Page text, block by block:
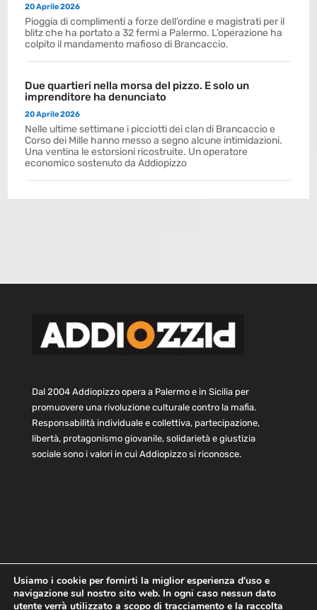
20 Aprile 2026
Pioggia di complimenti a forze dell’ordine e magistrati per il
blitz che ha portato a 32 fermi a Palermo. L’operazione ha
colpito il mandamento mafioso di Brancaccio.
Due quartieri nella morsa del pizzo. E solo un
imprenditore ha denunciato
20 Aprile 2026
Nelle ultime settimane i picciotti dei clan di Brancaccio e
Corso dei Mille hanno messo a segno alcune intimidazioni.
Una ventina le estorsioni ricostruite. Un operatore
economico sostenuto da Addiopizzo
Dal 2004 Addiopizzo opera a Palermo e in Sicilia per
promuovere una rivoluzione culturale contro la mafia.
Responsabilità individuale e collettiva, partecipazione,
libertà, protagonismo giovanile, solidarietà e giustizia
sociale sono i valori in cui Addiopizzo si riconosce.
Home Statuto e bilancio
Contatti
Usiamo i cookie per fornirti la miglior esperienza d'uso e
navigazione sul nostro sito web. In ogni caso nessun dato
utente verrà utilizzato a scopo di tracciamento e la raccolta